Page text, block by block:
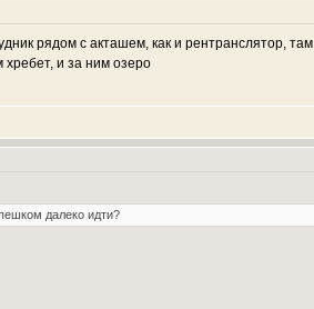
рядом с акташем, как и рентранслятор,
хребет, и за ним озеро
далеко идти?